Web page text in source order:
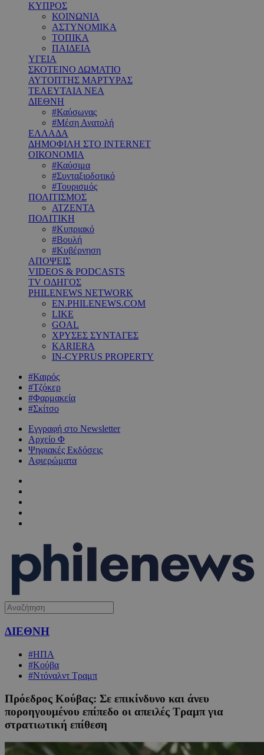
ΚΥΠΡΟΣ
ΚΟΙΝΩΝΙΑ
ΑΣΤΥΝΟΜΙΚΑ
ΤΟΠΙΚΑ
ΠΑΙΔΕΙΑ
ΥΓΕΙΑ
ΣΚΟΤΕΙΝΟ ΔΩΜΑΤΙΟ
ΑΥΤΟΠΤΗΣ ΜΑΡΤΥΡΑΣ
ΤΕΛΕΥΤΑΙΑ ΝΕΑ
ΔΙΕΘΝΗ
#Καύσωνας
#Μέση Ανατολή
ΕΛΛΑΔΑ
ΔΗΜΟΦΙΛΗ ΣΤΟ INTERNET
ΟΙΚΟΝΟΜΙΑ
#Καύσιμα
#Συνταξιοδοτικό
#Τουρισμός
ΠΟΛΙΤΙΣΜΟΣ
ΑΤΖΕΝΤΑ
ΠΟΛΙΤΙΚΗ
#Κυπριακό
#Βουλή
#Κυβέρνηση
ΑΠΟΨΕΙΣ
VIDEOS & PODCASTS
TV ΟΔΗΓΟΣ
PHILENEWS NETWORK
EN.PHILENEWS.COM
LIKE
GOAL
ΧΡΥΣΕΣ ΣΥΝΤΑΓΕΣ
KARIERA
IN-CYPRUS PROPERTY
#Καιρός
#Τζόκερ
#Φαρμακεία
#Σκίτσο
Εγγραφή στο Newsletter
Αρχείο Φ
Ψηφιακές Εκδόσεις
Αφιερώματα
ΔΙΕΘΝΗ
#ΗΠΑ
#Κούβα
#Ντόναλντ Τραμπ
Πρόεδρος Κούβας: Σε επικίνδυνο και άνευ
ποροηγουμένου επίπεδο οι απειλές Τραμπ για
στρατιωτική επίθεση